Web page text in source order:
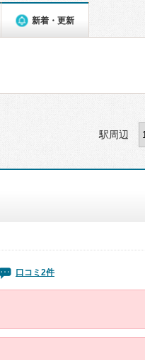
新着・更新
駅周辺
口コミ2件